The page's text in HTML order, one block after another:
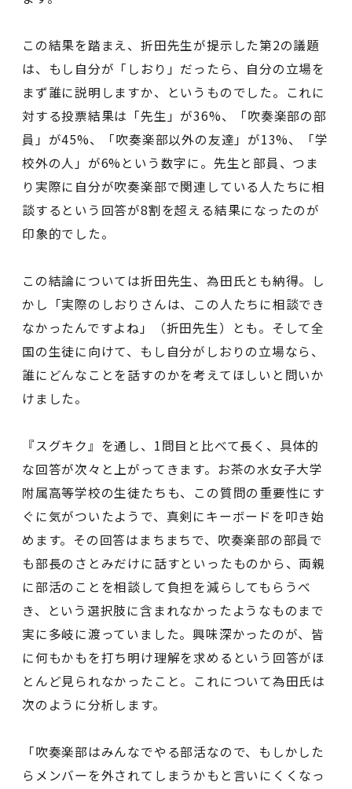
この結果を踏まえ、折田先生が提示した第2の議題
は、もし自分が「しおり」だったら、自分の立場を
まず誰に説明しますか、というものでした。これに
対する投票結果は「先生」が36%、「吹奏楽部の部
員」が45%、「吹奏楽部以外の友達」が13%、「学
校外の人」が6%という数字に。先生と部員、つま
り実際に自分が吹奏楽部で関連している人たちに相
談するという回答が8割を超える結果になったのが
印象的でした。
この結論については折田先生、為田氏とも納得。し
かし「実際のしおりさんは、この人たちに相談でき
なかったんですよね」（折田先生）とも。そして全
国の生徒に向けて、もし自分がしおりの立場なら、
誰にどんなことを話すのかを考えてほしいと問いか
けました。
『スグキク』を通し、1問目と比べて長く、具体的
な回答が次々と上がってきます。お茶の水女子大学
附属高等学校の生徒たちも、この質問の重要性にす
ぐに気がついたようで、真剣にキーボードを叩き始
めます。その回答はまちまちで、吹奏楽部の部員で
も部長のさとみだけに話すといったものから、両親
に部活のことを相談して負担を減らしてもらうべ
き、という選択肢に含まれなかったようなものまで
実に多岐に渡っていました。興味深かったのが、皆
に何もかもを打ち明け理解を求めるという回答がほ
とんど見られなかったこと。これについて為田氏は
次のように分析します。
「吹奏楽部はみんなでやる部活なので、もしかした
らメンバーを外されてしまうかもと言いにくくなっ